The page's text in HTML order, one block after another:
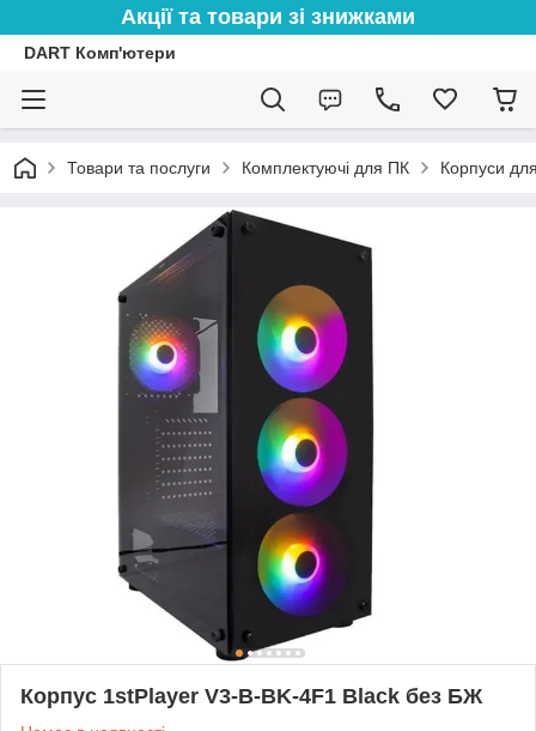
Акції та товари зі знижками
DART Комп'ютери
Товари та послуги Комплектуючі для ПК Корпуси
Корпус 1stPlayer V3-B-BK-4F1 Black без БЖ